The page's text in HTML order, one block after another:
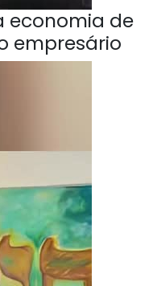
economia de
empresário